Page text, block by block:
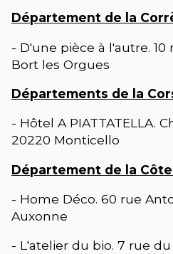
Département de la
- D'une pièce à l'autre. 10
Bort les Orgues
Départements de la
- Hôtel A PIATTATELLA.
20220 Monticello
Département de la
- Home Déco. 60 rue
Auxonne
- L'atelier du bio. 7 rue